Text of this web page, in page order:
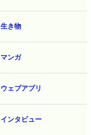
生き物
マンガ
ウェブアプリ
インタビュー